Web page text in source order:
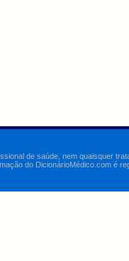
de saúde, nem quaisquer
do DicionárioMédico.com é